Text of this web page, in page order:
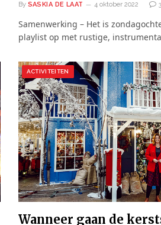
By SASKIA DE LAAT 4 oktober 2022
Samenwerking – Het is
playlist op met rustige,
ACTIVITEITEN
Wanneer gaan de